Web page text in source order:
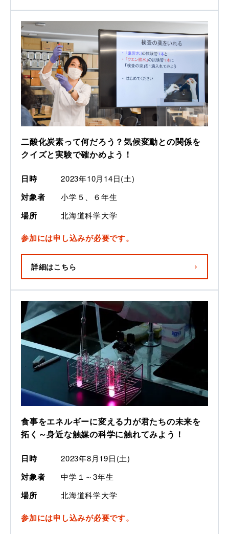
二酸化炭素って何だろう？気候変動との関係を
クイズと実験で確かめよう！
日時 2023年10月14日(土)
対象者 小学５、６年生
場所 北海道科学大学
参加には申し込みが必要です。
詳細はこちら
食事をエネルギーに変える力が君たちの未来を
拓く～身近な触媒の科学に触れてみよう！
日時 2023年8月19日(土)
対象者 中学１～3年生
場所 北海道科学大学
参加には申し込みが必要です。